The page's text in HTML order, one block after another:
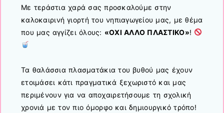
Με τεράστια χαρά σας προσκαλούμε στην
καλοκαιρινή γιορτή του νηπιαγωγείου μας, με θέμα
που μας αγγίζει όλους: «ΟΧΙ ΑΛΛΟ ΠΛΑΣΤΙΚΟ»!
Τα θαλάσσια πλασματάκια του βυθού μας έχουν
ετοιμάσει κάτι πραγματικά ξεχωριστό και μας
περιμένουν για να αποχαιρετήσουμε τη σχολική
χρονιά με τον πιο όμορφο και δημιουργικό τρόπο!